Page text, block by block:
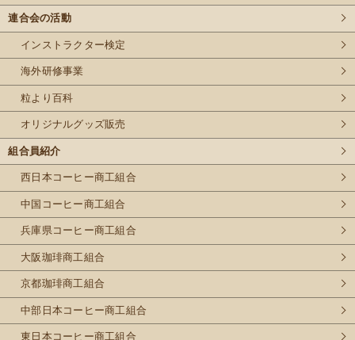
連合会の活動
インストラクター検定
海外研修事業
粒より百科
オリジナルグッズ販売
組合員紹介
西日本コーヒー商工組合
中国コーヒー商工組合
兵庫県コーヒー商工組合
大阪珈琲商工組合
京都珈琲商工組合
中部日本コーヒー商工組合
東日本コーヒー商工組合